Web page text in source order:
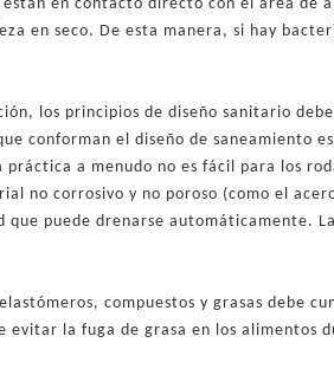
en contacto directo con el área de
en seco. De esta manera, si hay
los principios de diseño sanitario
conforman el diseño de saneamiento
a menudo no es fácil para los
no corrosivo y no poroso (como el
que puede drenarse automáticamente.
compuestos y grasas debe
evitar la fuga de grasa en los alimentos